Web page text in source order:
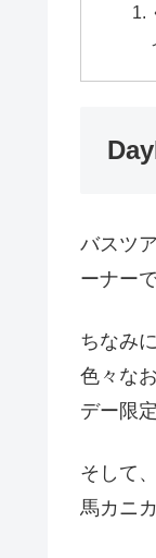
バスツ
ーナー
ちなみ
色々な
デー限
そして
馬カニ